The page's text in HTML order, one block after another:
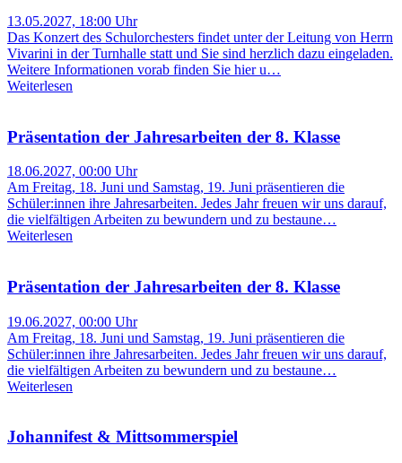
13.05.2027, 18:00 Uhr
Das Konzert des Schulorchesters findet unter der Leitung von Herrn
Vivarini in der Turnhalle statt und Sie sind herzlich dazu eingeladen.
Weitere Informationen vorab finden Sie hier u…
Weiterlesen
Präsentation der Jahresarbeiten der 8. Klasse
18.06.2027, 00:00 Uhr
Am Freitag, 18. Juni und Samstag, 19. Juni präsentieren die
Schüler:innen ihre Jahresarbeiten. Jedes Jahr freuen wir uns darauf,
die vielfältigen Arbeiten zu bewundern und zu bestaune…
Weiterlesen
Präsentation der Jahresarbeiten der 8. Klasse
19.06.2027, 00:00 Uhr
Am Freitag, 18. Juni und Samstag, 19. Juni präsentieren die
Schüler:innen ihre Jahresarbeiten. Jedes Jahr freuen wir uns darauf,
die vielfältigen Arbeiten zu bewundern und zu bestaune…
Weiterlesen
Johannifest & Mittsommerspiel